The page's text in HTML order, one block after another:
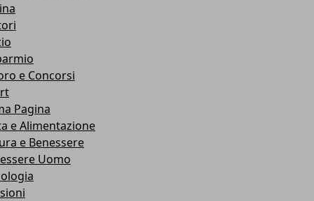
e Concorsi
Pagina
e Alimentazione
e Benessere
Uomo